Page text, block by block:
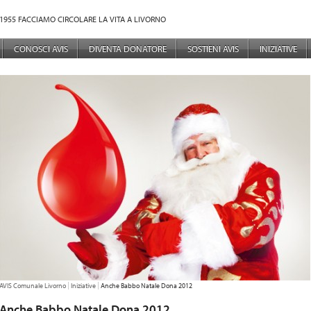
FACCIAMO CIRCOLARE LA VITA A LIVORNO
PRINCIPALE
CONOSCI AVIS DIVENTA DONATORE SOSTIENI AVIS INIZIATIVE
TU SEI QUI:
AVIS Comunale Livorno Iniziative Anche Babbo Natale Dona 2012